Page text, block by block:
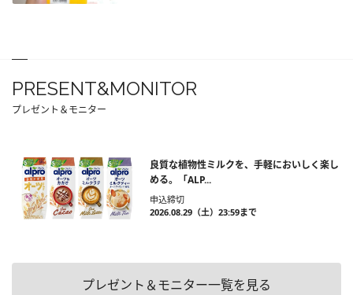
PRESENT&MONITOR
プレゼント＆モニター
良質な植物性ミルクを、手軽においしく楽し
める。「ALP...
申込締切
2026.08.29（土）23:59まで
プレゼント＆モニター一覧を見る